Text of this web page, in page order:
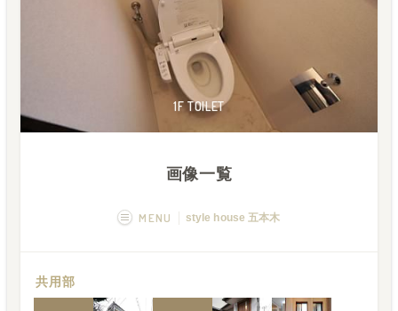
1F BATH
1F TOILET
1F ENTRANCE
1F ROOM
1F ROOM
1F ROOM
2F ROOM
1F KITCHEN
1F BATH
1F TOILET
画像一覧
MENU style house 五本木
空室状況 運営者
共用部